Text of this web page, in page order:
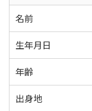
名前
生年月日
年齢
出身地